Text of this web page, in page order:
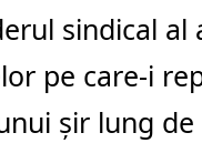
sindical al
pe care-i
șir lung